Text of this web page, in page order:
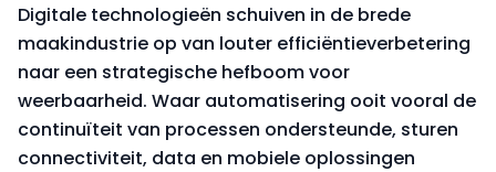
Digitale technologieën schuiven in de brede
maakindustrie op van louter efficiëntieverbetering
naar een strategische hefboom voor
weerbaarheid. Waar automatisering ooit vooral de
continuïteit van processen ondersteunde, sturen
connectiviteit, data en mobiele oplossingen